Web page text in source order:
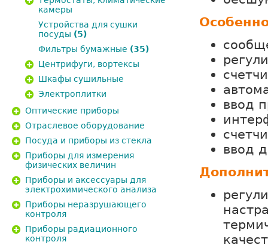
ввод
ввод
камеры
Устройства для сушки
посуды (5)
Фильтры бумажные (35)
Центрифуги, вортексы
Шкафы сушильные
Электроплитки
Оптические приборы
Отраслевое оборудование
Посуда и приборы из стекла
Приборы для измерения
физических величин
Приборы и аксессуары для
электрохимического анализа
Приборы неразрушающего
контроля
Приборы радиационного
контроля